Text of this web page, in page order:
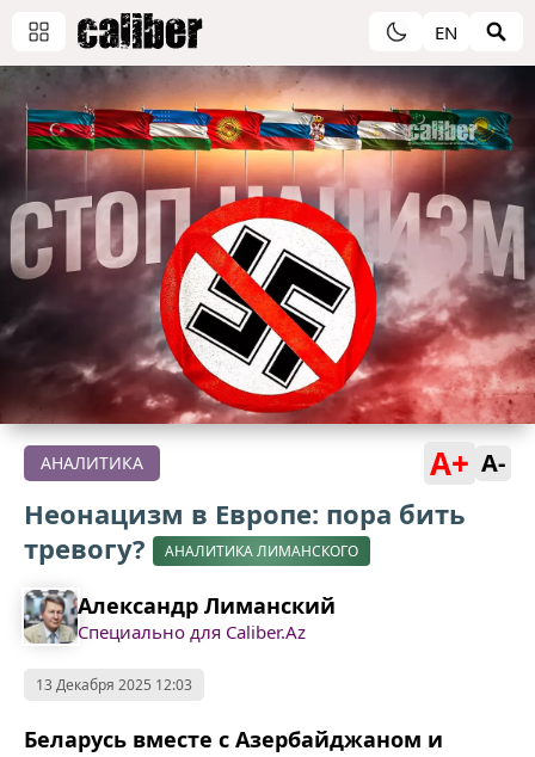
EN
АНАЛИТИКА A+ A-
Неонацизм в Европе: пора бить
тревогу?
АНАЛИТИКА ЛИМАНСКОГО
Александр Лиманский
Специально для Caliber.Az
13 Декабря 2025 12:03
Беларусь вместе с Азербайджаном и